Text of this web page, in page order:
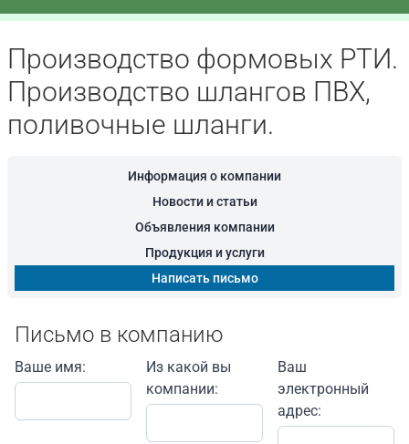
Производство формовых РТИ.
Производство шлангов ПВХ,
поливочные шланги.
Информация о компании
Новости и статьи
Объявления компании
Продукция и услуги
Написать письмо
Письмо в компанию
Ваше имя:
Из какой вы
компании:
Ваш
электронный
адрес: